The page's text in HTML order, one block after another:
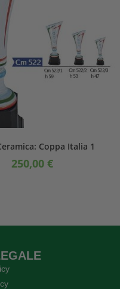
Coppa Italia 1
250,00 €